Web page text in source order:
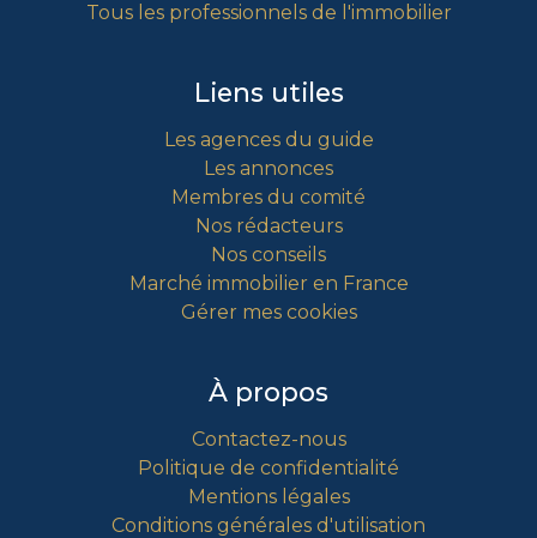
Tous les professionnels de l'immobilier
Liens utiles
Les agences du guide
Les annonces
Membres du comité
Nos rédacteurs
Nos conseils
Marché immobilier en France
Gérer mes cookies
À propos
Contactez-nous
Politique de confidentialité
Mentions légales
Conditions générales d'utilisation